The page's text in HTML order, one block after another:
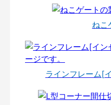
ねこ
ラインフレーム[